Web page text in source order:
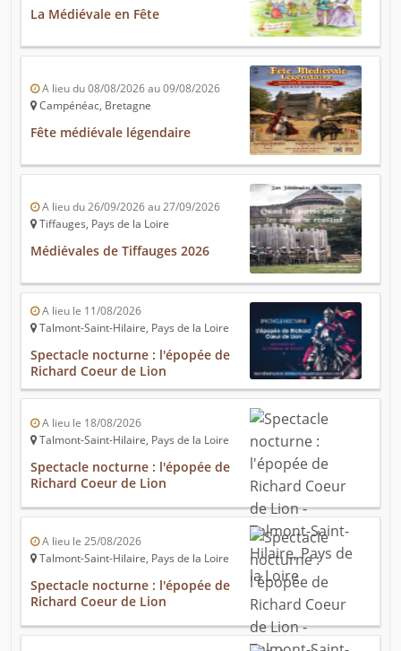
La Médiévale en Fête
A lieu du 08/08/2026 au 09/08/2026
Campénéac, Bretagne
Fête médiévale légendaire
A lieu du 26/09/2026 au 27/09/2026
Tiffauges, Pays de la Loire
Médiévales de Tiffauges 2026
A lieu le 11/08/2026
Talmont-Saint-Hilaire, Pays de la Loire
Spectacle nocturne : l'épopée de
Richard Coeur de Lion
A lieu le 18/08/2026
Talmont-Saint-Hilaire, Pays de la Loire
Spectacle nocturne : l'épopée de
Richard Coeur de Lion
A lieu le 25/08/2026
Talmont-Saint-Hilaire, Pays de la Loire
Spectacle nocturne : l'épopée de
Richard Coeur de Lion